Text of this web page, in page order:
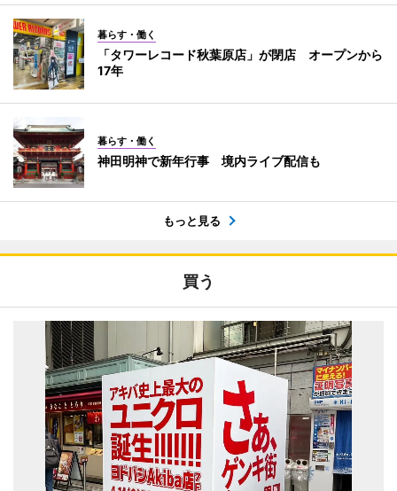
暮らす・働く
「タワーレコード秋葉原店」が閉店 オープンから
17年
暮らす・働く
神田明神で新年行事 境内ライブ配信も
もっと見る
買う